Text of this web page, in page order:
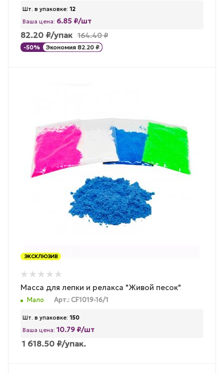
Шт. в упаковке: 12
Ваша цена: 6.85 ₽/шт
82.20 ₽/упак 164.40₽
-50% Экономия 82.20 ₽
ЭКСКЛЮЗИВ
Масса для лепки и релакса "Живой песок"
Мало Арт.: CF1019-16/1
Шт. в упаковке: 150
Ваша цена: 10.79 ₽/шт
1 618.50 ₽/упак.